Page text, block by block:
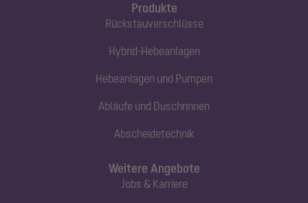
Produkte
Rückstauverschlüsse
Hybrid-Hebeanlagen
Hebeanlagen und Pumpen
Abläufe und Duschrinnen
Abscheidetechnik
Weitere Angebote
Jobs & Karriere